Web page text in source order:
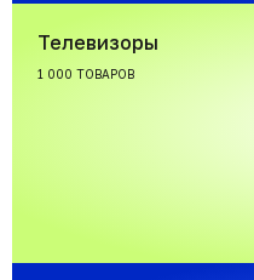
Телевизоры
1 000 ТОВАРОВ